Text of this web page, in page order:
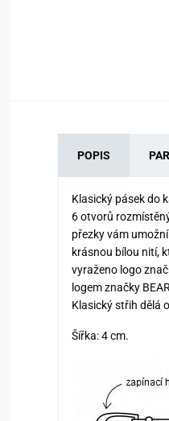
POPIS
Klasický pásek do
6 otvorů
přezky vám
krásnou bílou nití,
vyraženo logo
logem značky
Klasický střih dělá
Šířka: 4 cm.